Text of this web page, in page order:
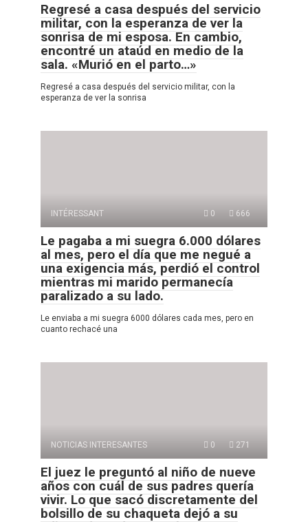
Regresé a casa después del servicio
militar, con la esperanza de ver la
sonrisa de mi esposa. En cambio,
encontré un ataúd en medio de la
sala. «Murió en el parto…»
Regresé a casa después del servicio militar, con la
esperanza de ver la sonrisa
INTÉRESSANT 0 666
Le pagaba a mi suegra 6.000 dólares
al mes, pero el día que me negué a
una exigencia más, perdió el control
mientras mi marido permanecía
paralizado a su lado.
Le enviaba a mi suegra 6000 dólares cada mes, pero en
cuanto rechacé una
NOTICIAS INTERESANTES 0 271
El juez le preguntó al niño de nueve
años con cuál de sus padres quería
vivir. Lo que sacó discretamente del
bolsillo de su chaqueta dejó a su